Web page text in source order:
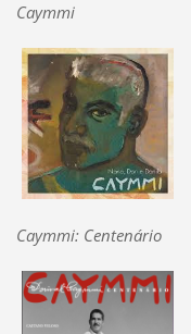
Caymmi
Caymmi: Centenário